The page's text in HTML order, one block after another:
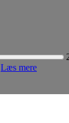
Læs mere